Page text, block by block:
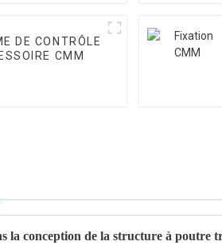
DE CONTRÔLE
CMM